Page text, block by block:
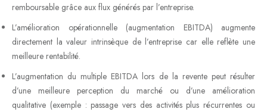
remboursable grâce aux flux générés par l’entreprise.
L’amélioration opérationnelle (augmentation EBITDA) augmente
directement la valeur intrinsèque de l’entreprise car elle reflète une
meilleure rentabilité.
L’augmentation du multiple EBITDA lors de la revente peut résulter
d’une meilleure perception du marché ou d’une amélioration
qualitative (exemple : passage vers des activités plus récurrentes ou